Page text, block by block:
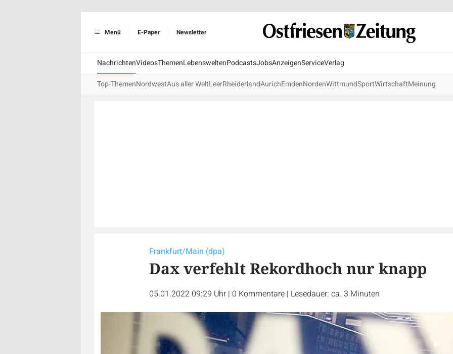
Menü E-Paper Newsletter
NachrichtenVideosThemenLebensweltenPodcastsJobsAnzeigenServiceVerlag
Top-ThemenNordwestAus aller WeltLeerRheiderlandAurichEmdenNordenWittmundSportWirtschaftMeinung
Frankfurt/Main (dpa)
Dax verfehlt Rekordhoch nur knapp
05.01.2022 09:29 Uhr | 0 Kommentare | Lesedauer: ca. 3 Minuten